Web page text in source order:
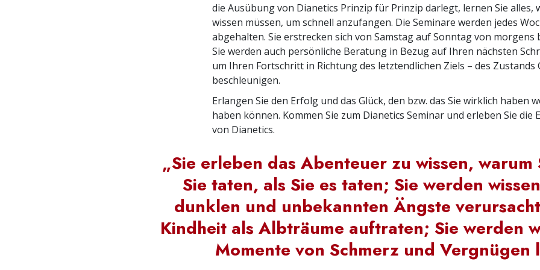
die Ausübung von Dianetics Prinzip für Prinzip darlegt, lernen Sie alles,
wissen müssen, um schnell anzufangen. Die Seminare werden jedes
abgehalten. Sie erstrecken sich von Samstag auf Sonntag von morgens
Sie werden auch persönliche Beratung in Bezug auf Ihren nächsten
um Ihren Fortschritt in Richtung des letztendlichen Ziels – des Zustands
beschleunigen.
Erlangen Sie den Erfolg und das Glück, den bzw. das Sie wirklich haben
haben können. Kommen Sie zum Dianetics Seminar und erleben Sie die
von Dianetics.
„Sie erleben das Abenteuer zu wissen, warum
Sie taten, als Sie es taten; Sie werden
dunklen und unbekannten Ängste
Kindheit als Albträume auftraten; Sie werden
Momente von Schmerz und Vergnügen